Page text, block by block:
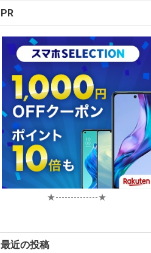
PR
★--------------★
最近の投稿